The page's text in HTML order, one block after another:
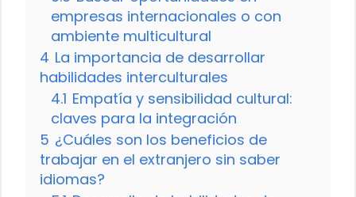
empresas internacionales o con
ambiente multicultural
4 La importancia de desarrollar
habilidades interculturales
4.1 Empatía y sensibilidad cultural:
claves para la integración
5 ¿Cuáles son los beneficios de
trabajar en el extranjero sin saber
idiomas?